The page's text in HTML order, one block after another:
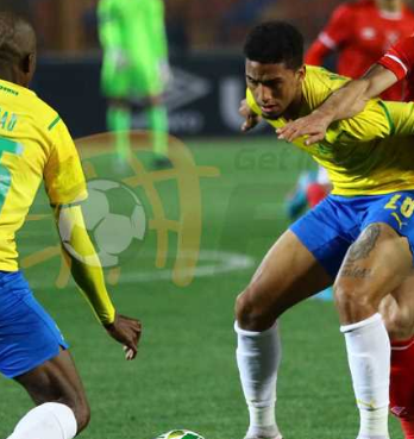
السعودي للمحترفين
دوري أبطال أوروبا
دوري أبطال إفريقيا
دوري أبطال أوروبا
القسم الثاني
رياضات أخرى